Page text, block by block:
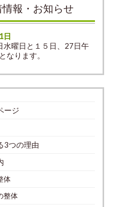
情報・お知らせ
日
水曜日と１５日、27日午
なります。
ージ
3つの理由
体
整体